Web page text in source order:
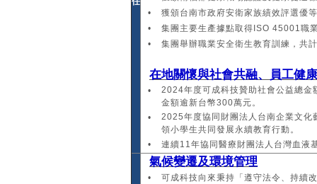
•
獲頒台南市政府安衛家族績效評選優
•
集團主要生產據點取得ISO 45001職
•
集團舉辦職業安全衛生教育訓練，共
在地關懷與社會共融、員工健康
•
2024年度可成科技贊助社會公益總金
金額逾新台幣300萬元。
•
2025年度協同財團法人台南企業文化
領小學生共同發展永續教育行動。
•
連續11年協同醫療財團法人台灣血液
氣候變遷及環境管理
•
可成科技向來秉持「遵守法令、持續